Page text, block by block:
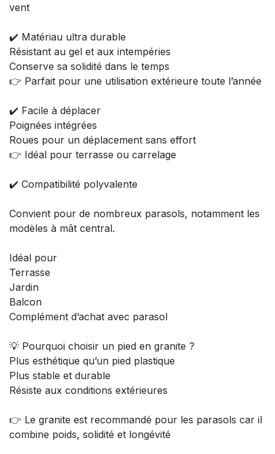
vent
✔️ Matériau ultra durable
Résistant au gel et aux intempéries
Conserve sa solidité dans le temps
👉 Parfait pour une utilisation extérieure toute l’année
✔️ Facile à déplacer
Poignées intégrées
Roues pour un déplacement sans effort
👉 Idéal pour terrasse ou carrelage
✔️ Compatibilité polyvalente
Convient pour de nombreux parasols, notamment les
modèles à mât central.
Idéal pour
Terrasse
Jardin
Balcon
Complément d’achat avec parasol
💡 Pourquoi choisir un pied en granite ?
Plus esthétique qu’un pied plastique
Plus stable et durable
Résiste aux conditions extérieures
👉 Le granite est recommandé pour les parasols car il
combine poids, solidité et longévité